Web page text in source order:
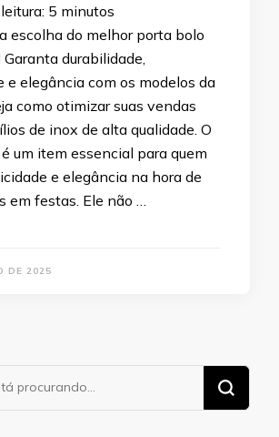
5 minutos
escolha do melhor porta bolo
durabilidade,
e elegância com os modelos da
como otimizar suas vendas
de inox de alta qualidade. O
um item essencial para quem
e elegância na hora de
em festas. Ele não …
DE 2025